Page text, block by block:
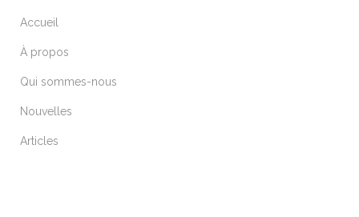
Accueil
À propos
Qui sommes-nous
Nouvelles
Articles